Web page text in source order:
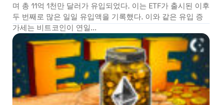
며 총 11억 1천만 달러가 유입되었다. 이는 ETF가 출시된 이후
두 번째로 많은 일일 유입액을 기록했다. 이와 같은 유입 증
가세는 비트코인이 연일...